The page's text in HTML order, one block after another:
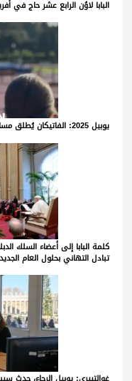
البابا لاوُن الرابع عشر حاج في
يوبيل 2025: الفاتيكان يُطلق مسابقة التّصوير والرّياضة للشّباب
كلمة البابا إلى أعضاء السلك
تبادل التهاني بحلول العام الجديد